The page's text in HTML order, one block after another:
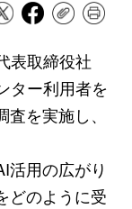
表取締役社
ター利用者を
を実施し、
活用の広がり
どのように受